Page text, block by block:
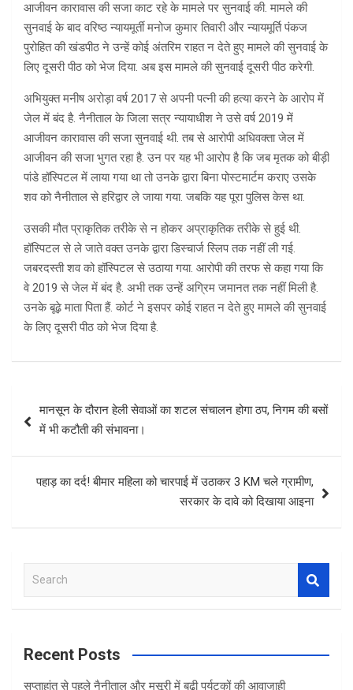
आजीवन कारावास की सजा काट रहे के मामले पर सुनवाई की. मामले की
सुनवाई के बाद वरिष्ठ न्यायमूर्ती मनोज कुमार तिवारी और न्यायमूर्ति पंकज
पुरोहित की खंडपीठ ने उन्हें कोई अंतरिम राहत न देते हुए मामले की सुनवाई के
लिए दूसरी पीठ को भेज दिया. अब इस मामले की सुनवाई दूसरी पीठ करेगी.
अभियुक्त मनीष अरोड़ा वर्ष 2017 से अपनी पत्नी की हत्या करने के आरोप में
जेल में बंद है. नैनीताल के जिला सत्र न्यायाधीश ने उसे वर्ष 2019 में
आजीवन कारावास की सजा सुनवाई थी. तब से आरोपी अधिवक्ता जेल में
आजीवन की सजा भुगत रहा है. उन पर यह भी आरोप है कि जब मृतक को बीड़ी
पांडे हॉस्पिटल में लाया गया था तो उनके द्वारा बिना पोस्टमार्टम कराए उसके
शव को नैनीताल से हरिद्वार ले जाया गया. जबकि यह पूरा पुलिस केस था.
उसकी मौत प्राकृतिक तरीके से न होकर अप्राकृतिक तरीके से हुई थी.
हॉस्पिटल से ले जाते वक्त उनके द्वारा डिस्चार्ज स्लिप तक नहीं ली गई.
जबरदस्ती शव को हॉस्पिटल से उठाया गया. आरोपी की तरफ से कहा गया कि
वे 2019 से जेल में बंद है. अभी तक उन्हें अग्रिम जमानत तक नहीं मिली है.
उनके बूढ़े माता पिता हैं. कोर्ट ने इसपर कोई राहत न देते हुए मामले की सुनवाई
के लिए दूसरी पीठ को भेज दिया है.
navigation
मानसून के दौरान हेली सेवाओं का शटल संचालन होगा ठप, निगम की बसों
में भी कटौती की संभावना।
पहाड़ का दर्द! बीमार महिला को चारपाई में उठाकर 3 KM चले ग्रामीण,
सरकार के दावे को दिखाया आइना
a
c
Recent Posts
सप्ताहांत से पहले नैनीताल और मसूरी में बढ़ी पर्यटकों की आवाजाही